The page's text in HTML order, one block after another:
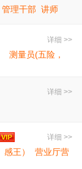
管理干部 讲师
详细 >>
测量员(五险，
详细 >>
详细 >>
王）
营业厅营